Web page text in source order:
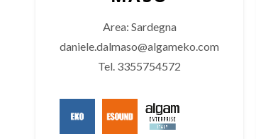
Area: Sardegna
daniele.dalmaso@algameko.com
Tel. 3355754572